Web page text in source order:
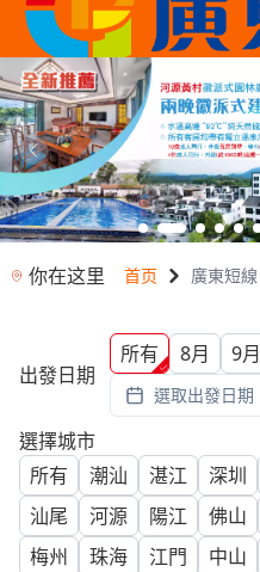
你在这里 首页 廣東短線
出發日期
所有 8月 9月
選取出發日期
選擇城市
所有
潮汕 湛江 深圳
汕尾
河源 陽江 佛山
梅州
珠海 江門 中山